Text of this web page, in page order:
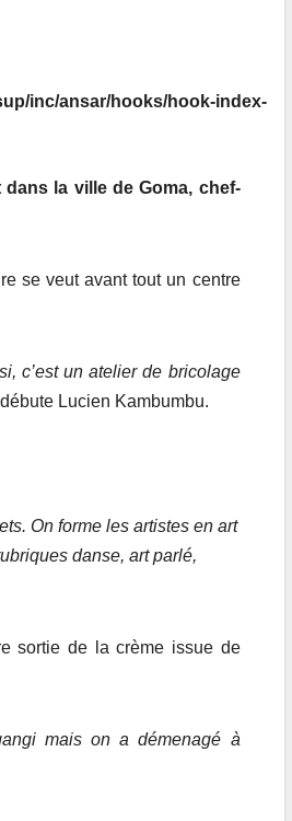
inc/ansar/hooks/hook-index-
la ville de Goma, chef-
se veut avant tout un centre
c’est un atelier de bricolage
Lucien Kambumbu.
On forme les artistes en art
danse, art parlé,
sortie de la crème issue de
mais on a démenagé à